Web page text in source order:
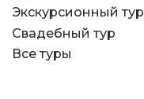
Экскурсионный тур
Свадебный тур
Все туры